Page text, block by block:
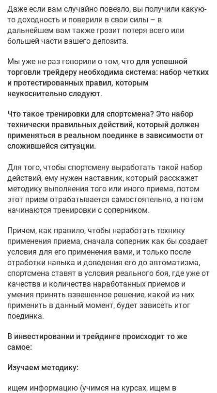
Даже если вам случайно повезло, вы получили какую-
то доходность и поверили в свои силы – в
дальнейшем вам также грозит потеря всего или
большей части вашего депозита.
Мы уже не раз говорили о том, что для успешной
торговли трейдеру необходима система: набор четких
и протестированных правил, которым
неукоснительно следуют.
Что такое тренировки для спортсмена? Это набор
технически правильных действий, который должен
применяться в реальном поединке в зависимости от
сложившейся ситуации.
Для того, чтобы спортсмену выработать такой набор
действий, ему нужен наставник, который расскажет
методику выполнения того или иного приема, потом
этот прием отрабатывается самостоятельно, а потом
начинаются тренировки с соперником.
Причем, как правило, чтобы наработать технику
применения приема, сначала соперник как бы создает
условия для его применения вами, и только после
отработки навыка и доведения его до автоматизма,
спортсмена ставят в условия реального боя, где уже от
качества и количества наработанных приемов и
умения принять взвешенное решение, какой из них
применить в данный момент, будет зависеть итог
поединка.
В инвестировании и трейдинге происходит то же
самое:
Изучаем методику:
ищем информацию (учимся на курсах, ищем в